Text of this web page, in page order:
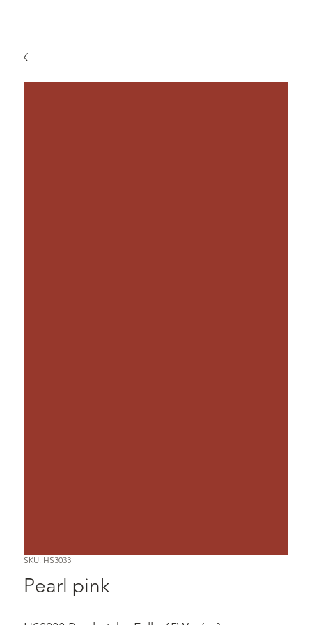
SKU: HS3033
Pearl pink